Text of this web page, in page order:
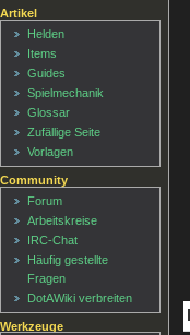
Artikel
Helden
Items
Guides
Spielmechanik
Glossar
Zufällige Seite
Vorlagen
Community
Forum
Arbeitskreise
IRC-Chat
Häufig gestellte
Fragen
DotAWiki verbreiten
Werkzeuge